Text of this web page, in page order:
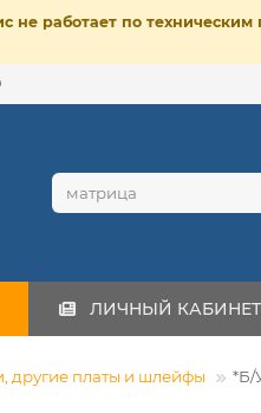
не работает по
ЛИЧНЫЙ КАБИНЕТ
другие платы и шлейфы *Б/